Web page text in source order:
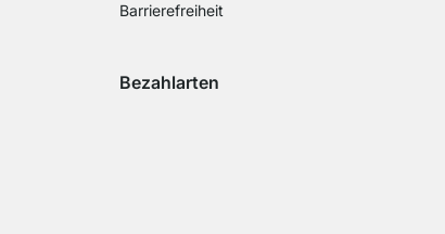
Barrierefreiheit
Bezahlarten
Zahlung mit